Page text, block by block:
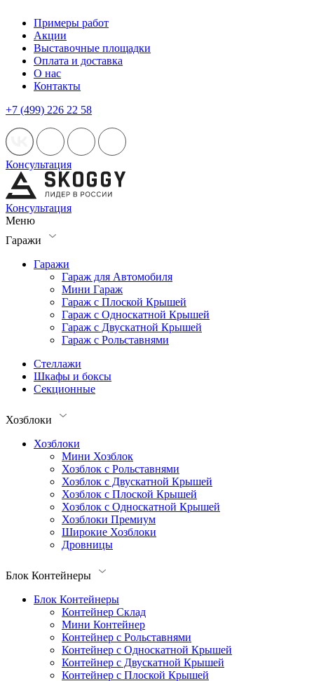
Примеры работ
Акции
Выставочные площадки
Оплата и доставка
О нас
Контакты
+7 (499) 226 22 58
Консультация
Консультация
Меню
Гаражи
Гаражи
Гараж для Автомобиля
Мини Гараж
Гараж с Плоской Крышей
Гараж с Односкатной Крышей
Гараж с Двускатной Крышей
Гараж с Рольставнями
Стеллажи
Шкафы и боксы
Секционные
Хозблоки
Хозблоки
Мини Хозблок
Хозблок с Рольставнями
Хозблок с Двускатной Крышей
Хозблок с Плоской Крышей
Хозблок с Односкатной Крышей
Хозблоки Премиум
Широкие Хозблоки
Дровницы
Блок Контейнеры
Блок Контейнеры
Контейнер Склад
Мини Контейнер
Контейнер с Рольставнями
Контейнер с Односкатной Крышей
Контейнер с Двускатной Крышей
Контейнер с Плоской Крышей